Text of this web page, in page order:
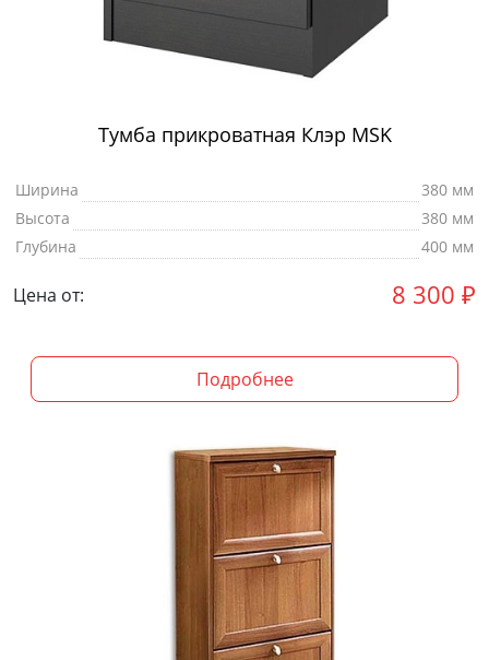
Тумба прикроватная Клэр MSK
Ширина
380 мм
Высота
380 мм
Глубина
400 мм
Цена от: 8 300 ₽
Подробнее